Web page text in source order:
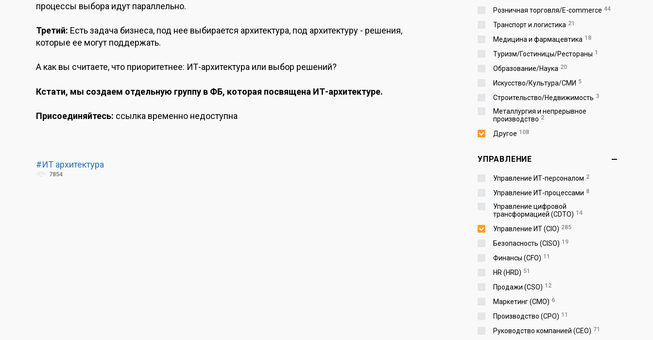
процессы выбора идут параллельно.
Третий: Есть задача бизнеса, под нее выбирается архитектура, под архитектуру - решения,
которые ее могут поддержать.
А как вы считаете, что приоритетнее: ИТ-архитектура или выбор решений?
Кстати, мы создаем отдельную группу в ФБ, которая посвящена ИТ-архитектуре.
Присоединяйтесь: ссылка временно недоступна
#ИТ архитектура
7854
Розничная торговля/E-commerce 44
Транспорт и логистика 21
Медицина и фармацевтика 18
Туризм/Гостиницы/Рестораны 1
Образование/Наука 20
Искусство/Культура/СМИ 5
Строительство/Недвижимость 3
Металлургия и непрерывное
производство 2
Другое 108
УПРАВЛЕНИЕ
Управление ИТ-персоналом 2
Управление ИТ-процессами 8
Управление цифровой
трансформацией (CDTO) 14
Управление ИТ (CIO) 285
Безопасность (CISO) 19
Финансы (CFO) 11
HR (HRD) 51
Продажи (CSO) 12
Маркетинг (CMO) 6
Производство (СPO) 11
Руководство компанией (CEO) 71